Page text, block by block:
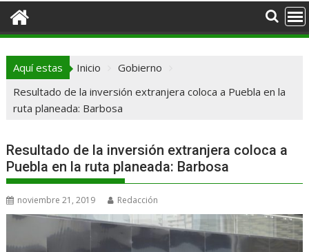
Aquí estas Inicio
Gobierno
Resultado de la inversión extranjera coloca a Puebla en la
ruta planeada: Barbosa
Resultado de la inversión extranjera coloca a
Puebla en la ruta planeada: Barbosa
noviembre 21, 2019 Redacción